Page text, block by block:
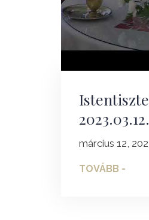
március 12,
TOVÁBB -